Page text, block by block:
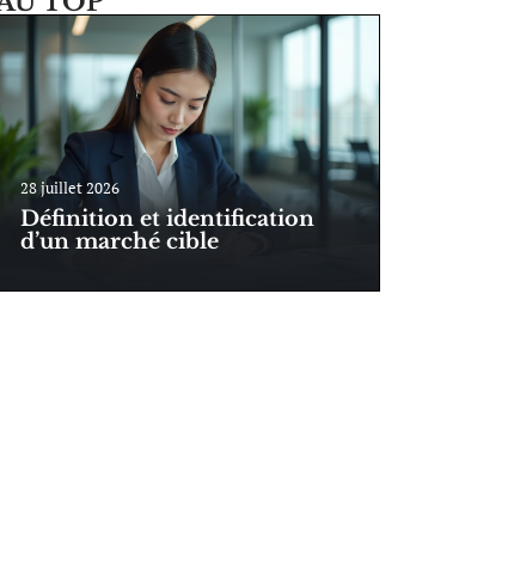
28 juillet 2026
Définition et identification
d’un marché cible